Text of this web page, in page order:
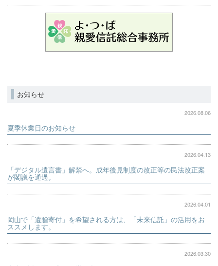
お知らせ
2026.08.06
夏季休業日のお知らせ
2026.04.13
「デジタル遺言書」解禁へ。成年後見制度の改正等の民法改正案
が閣議を通過。
2026.04.01
岡山で「遺贈寄付」を希望される方は、「未来信託」の活用をお
ススメします。
2026.03.30